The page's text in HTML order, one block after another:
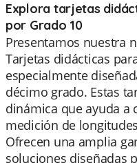
Explora tarjetas
por Grado 10
Presentamos nuestra
Tarjetas didácticas
especialmente
décimo grado. Estas
dinámica que ayuda a
medición de
Ofrecen una amplia
soluciones diseñadas